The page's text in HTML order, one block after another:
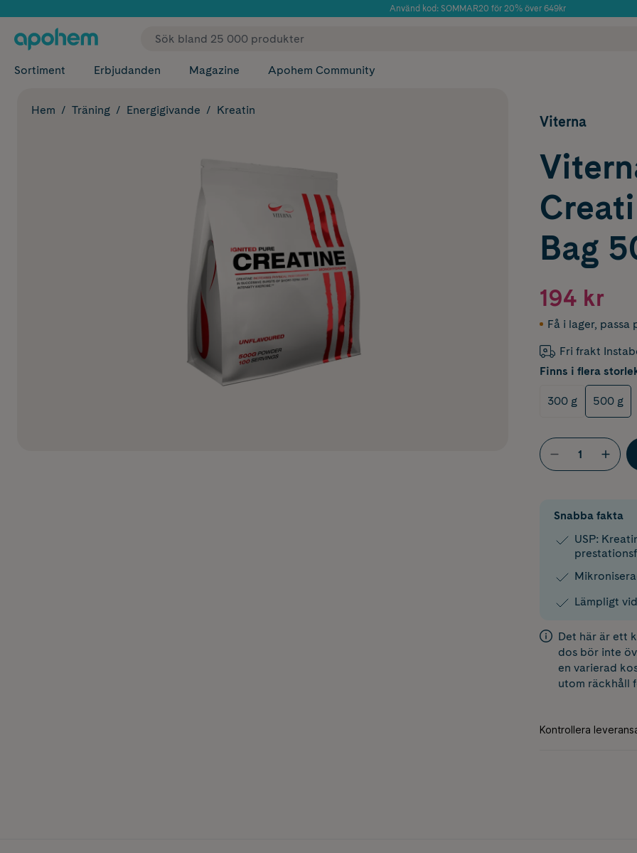
Använd kod: SOMMAR20 för 20% över 649kr
✓ Fri frakt
Sortiment Erbjudanden Magazine Apohem Community
Hem Träning Energigivande Kreatin
Viterna
Bag
194 kr
Få i lager, passa
Fri frakt
Finns i flera
300 g 500 g
Snabba fakta
USP:
Lämpligt
Det här är ett
dos bör inte
en varierad
utom räckhåll